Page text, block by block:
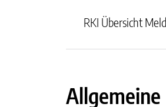
RKI Übersicht